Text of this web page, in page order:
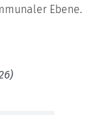
Ebene.